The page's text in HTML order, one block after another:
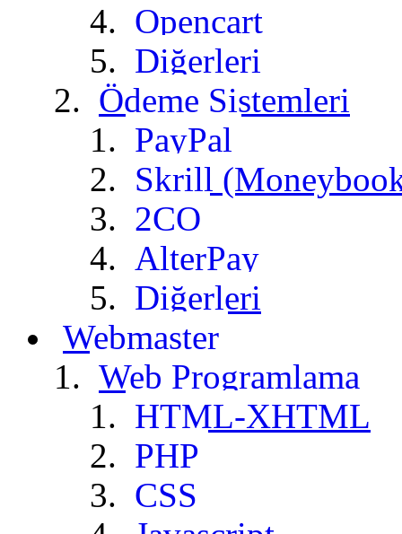
Opencart
Diğerleri
Ödeme Sistemleri
PayPal
Skrill
2CO
AlterPay
Diğerleri
Webmaster
Web Programlama
HTML-XHTML
PHP
CSS